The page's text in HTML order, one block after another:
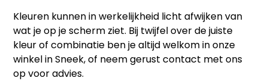
Kleuren kunnen in werkelijkheid licht afwijken van
wat je op je scherm ziet. Bij twijfel over de juiste
kleur of combinatie ben je altijd welkom in onze
winkel in Sneek, of neem gerust contact met ons
op voor advies.